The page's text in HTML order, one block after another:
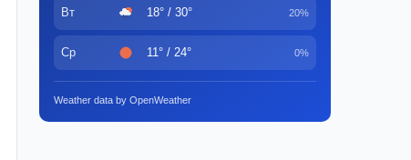
Вт 18° / 30° 20%
Ср 11° / 24° 0%
Weather data by OpenWeather